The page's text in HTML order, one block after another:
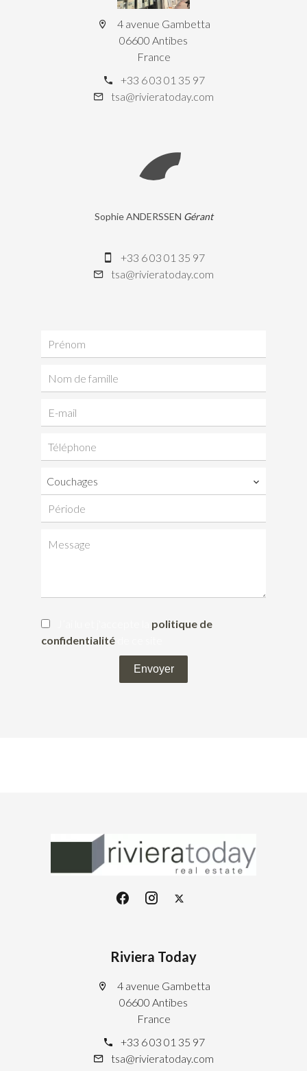
4 avenue Gambetta
06600 Antibes
France
+33 6 03 01 35 97
tsa@rivieratoday.com
Sophie ANDERSSEN Gérant
+33 6 03 01 35 97
tsa@rivieratoday.com
Couchages
politique de
confidentialité
Envoyer
Riviera Today
4 avenue Gambetta
06600 Antibes
France
+33 6 03 01 35 97
tsa@rivieratoday.com